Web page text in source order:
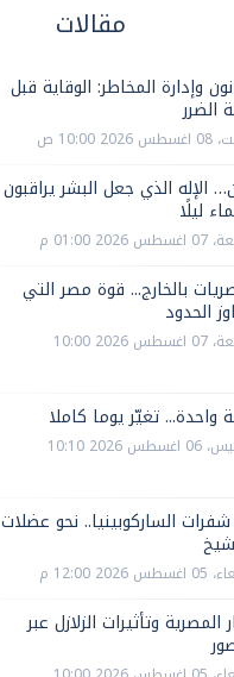
مقالات
وإدارة المخاطر: الوقاية قبل
الضرر
10:00 ص
الإله الذي جعل البشر يراقبون
ليلًا
01:00 م
بالخارج... قوة مصر التي
الحدود
الجمعة، 07 اغسطس 2026 10:00
واحدة... تغيّر يوما كاملا
الخميس، 06 اغسطس 2026 10:10
الساركوبينيا.. نحو عضلات
12:00 م
المصرية وتأثيرات الزلازل عبر